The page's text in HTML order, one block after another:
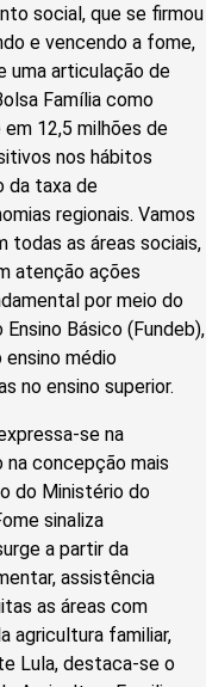
social, que se firmou
e vencendo a fome,
uma articulação de
Família como
12,5 milhões de
nos hábitos
da taxa de
regionais. Vamos
todas as áreas sociais,
atenção ações
por meio do
Básico (Fundeb),
médio
no ensino superior.
se na
concepção mais
do Ministério do
sinaliza
a partir da
assistência
as áreas com
agricultura familiar,
Lula, destaca-se o